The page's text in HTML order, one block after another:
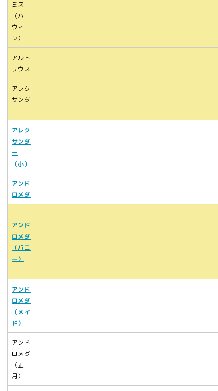
ミス
（ハロ
ウィ
ン）
アルト
リウス
アレク
サンダ
ー
アレク
サンダ
ー
（小）
アンド
ロメダ
アンド
ロメダ
（バニ
ー）
アンド
ロメダ
（メイ
ド）
アンド
ロメダ
（正
月）